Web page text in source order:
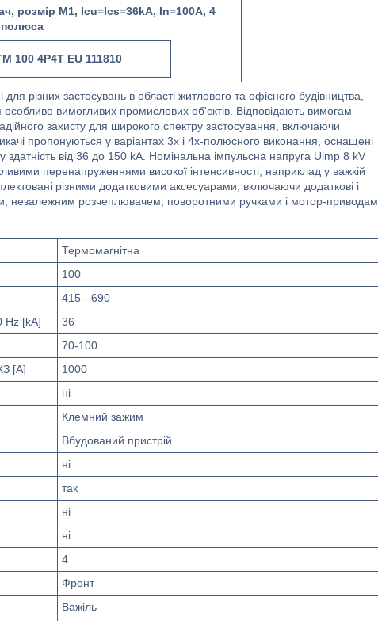
розмір M1, Icu=Ics=36kA, In=100A, 4
полюса
100 4P4T EU 111810
різних застосувань в області житлового та офісного будівництва,
особливо вимогливих промислових об'єктів. Відповідають вимогам
захисту для широкого спектру застосування, включаючи
пропонуються у варіантах 3х і 4х-полюсного виконання, оснащені
від 36 до 150 kA. Номінальна імпульсна напруга Uimp 8 kV
перенапруженнями високої інтенсивності, наприклад у важкій
різними додатковими аксесуарами, включаючи додаткові і
незалежним розчеплювачем, поворотними ручками і мотор-
Термомагнітна
100
415 - 690
Hz [kA]
36
70-100
[A]
1000
ні
Клемний зажим
Вбудований пристрій
ні
так
ні
ні
4
Фронт
Важіль